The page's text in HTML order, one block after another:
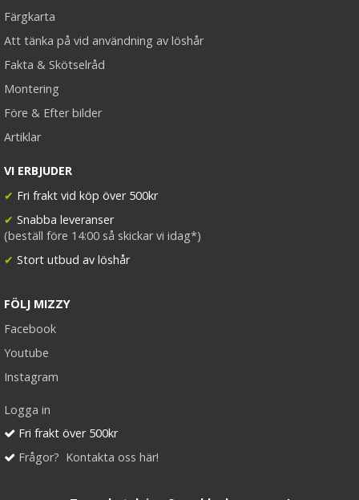
Färgkarta
Att tänka på vid användning av löshår
Fakta & Skötselråd
Montering
Före & Efter bilder
Artiklar
VI ERBJUDER
✔ Fri frakt vid köp över 500kr
✔ Snabba leveranser
(beställ före 14:00 så skickar vi idag*)
✔ Stort utbud av löshår
FÖLJ MIZZY
Facebook
Youtube
Instagram
Logga in
Fri frakt över 500kr
Frågor? Kontakta oss här!